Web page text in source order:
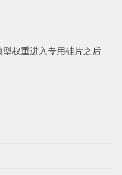
型权重进入专用硅片之后